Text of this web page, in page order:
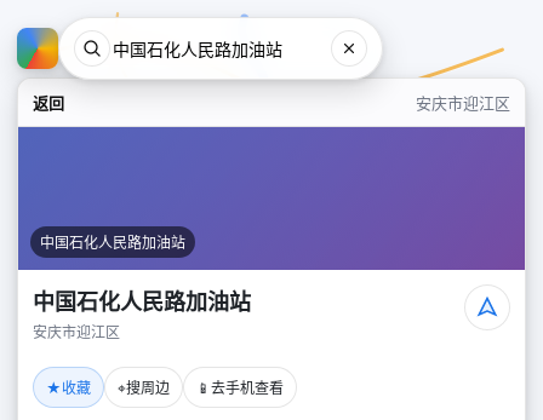
返回 安庆市迎江区
中国石化人民路加油站
中国石化人民路加油站
安庆市迎江区
★收藏 ⌖搜周边 📱 去手机查看